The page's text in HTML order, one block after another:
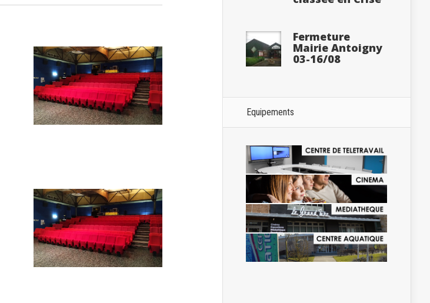
Fermeture
Mairie Antoigny
03-16/08
Equipements